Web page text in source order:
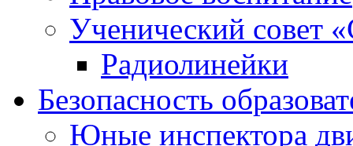
Ученический совет
Радиолинейки
Безопасность
Юные инспектора